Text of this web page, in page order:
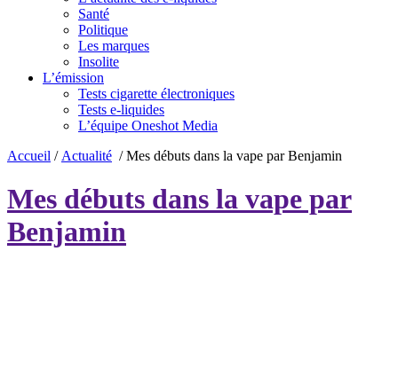
Santé
Politique
Les marques
Insolite
L’émission
Tests cigarette électroniques
Tests e-liquides
L’équipe Oneshot Media
Accueil / Actualité /Mes débuts dans la vape par Benjamin
Mes débuts dans la vape par
Benjamin